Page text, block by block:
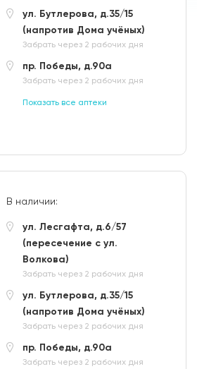
ул. Бутлерова, д.35/15
(напротив Дома учёных)
Забрать через 2 рабочих дня
пр. Победы, д.90а
Забрать через 2 рабочих дня
Показать все аптеки
В наличии:
ул. Лесгафта, д.6/57
(пересечение с ул.
Волкова)
Забрать через 2 рабочих дня
ул. Бутлерова, д.35/15
(напротив Дома учёных)
Забрать через 2 рабочих дня
пр. Победы, д.90а
Забрать через 2 рабочих дня